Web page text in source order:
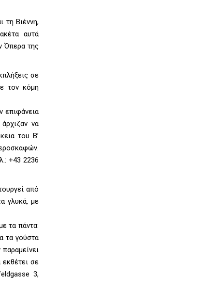
τη Βιέννη,
αυτά
Όπερα της
σε
τον κόμη
επιφάνεια
να
του Β’
+43 2236
από
γλυκά, με
τα πάντα:
τα γούστα
σε
3,